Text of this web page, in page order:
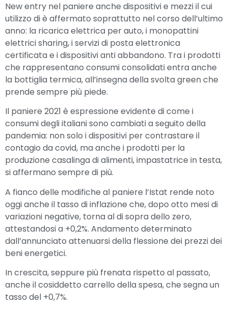
New entry nel paniere anche dispositivi e mezzi il cui
utilizzo di è affermato soprattutto nel corso dell’ultimo
anno: la ricarica elettrica per auto, i monopattini
elettrici sharing, i servizi di posta elettronica
certificata e i dispositivi anti abbandono. Tra i prodotti
che rappresentano consumi consolidati entra anche
la bottiglia termica, all’insegna della svolta green che
prende sempre più piede.
Il paniere 2021 è espressione evidente di come i
consumi degli italiani sono cambiati a seguito della
pandemia: non solo i dispositivi per contrastare il
contagio da covid, ma anche i prodotti per la
produzione casalinga di alimenti, impastatrice in testa,
si affermano sempre di più.
A fianco delle modifiche al paniere l’Istat rende noto
oggi anche il tasso di inflazione che, dopo otto mesi di
variazioni negative, torna al di sopra dello zero,
attestandosi a +0,2%. Andamento determinato
dall’annunciato attenuarsi della flessione dei prezzi dei
beni energetici.
In crescita, seppure più frenata rispetto al passato,
anche il cosiddetto carrello della spesa, che segna un
tasso del +0,7%.